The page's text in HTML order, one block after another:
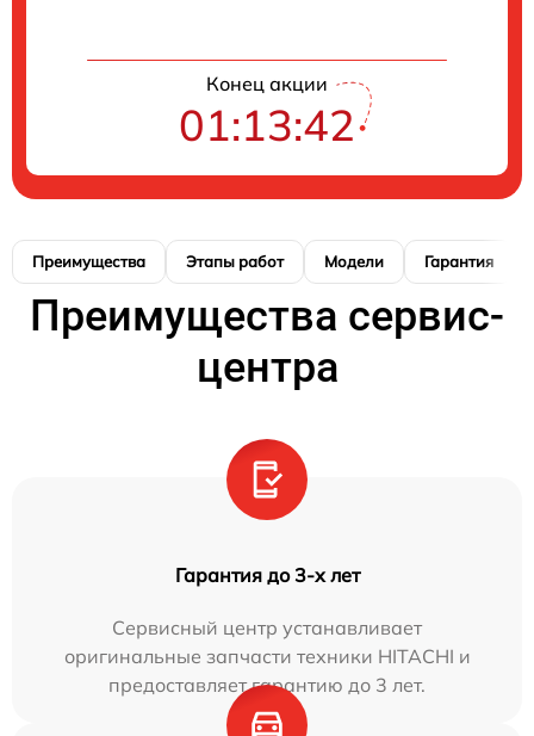
Конец акции
01:13:41
Преимущества Этапы работ Модели Гарантия
Преимущества сервис-
центра
Гарантия до 3-х лет
Сервисный центр устанавливает
оригинальные запчасти техники HITACHI и
предоставляет гарантию до 3 лет.